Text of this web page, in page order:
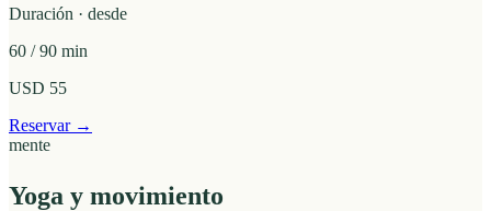
Duración · desde
60 / 90 min
USD 55
Reservar →
mente
Yoga y movimiento